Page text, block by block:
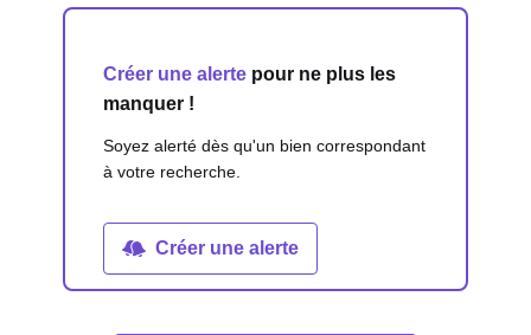
Créer une alerte pour ne plus les
manquer !
Soyez alerté dès qu'un bien correspondant
à votre recherche.
Créer une alerte